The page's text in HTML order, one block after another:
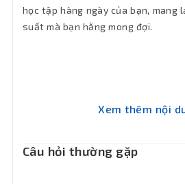
Cổng xuất
hình
1 x HDMI-out, 1 x
Type-A, 2 x USB 3.2
OS
bit
học tập hàng ngày của bạn, mang
suất mà bạn hằng mong đợi.
Xem thêm nội
Câu hỏi thường gặp